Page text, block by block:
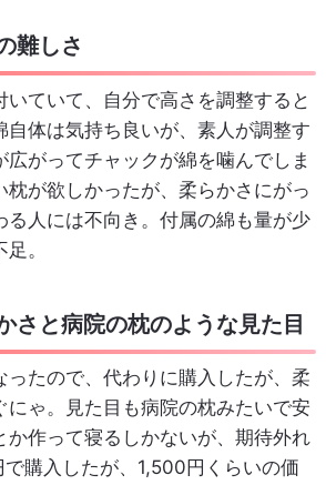
難しさ
いていて、自分で高さを調整すると
自体は気持ち良いが、素人が調整す
広がってチャックが綿を噛んでしま
枕が欲しかったが、柔らかさにがっ
る人には不向き。付属の綿も量が少
。
さと病院の枕のような見た目
ったので、代わりに購入したが、柔
にゃ。見た目も病院の枕みたいで安
か作って寝るしかないが、期待外れ
購入したが、1,500円くらいの価